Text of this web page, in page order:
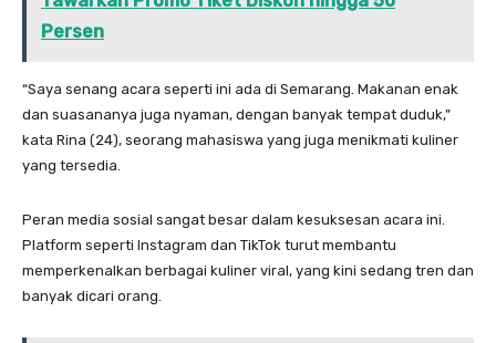
Persen
“Saya senang acara seperti ini ada di Semarang. Makanan enak
dan suasananya juga nyaman, dengan banyak tempat duduk,”
kata Rina (24), seorang mahasiswa yang juga menikmati kuliner
yang tersedia.
Peran media sosial sangat besar dalam kesuksesan acara ini.
Platform seperti Instagram dan TikTok turut membantu
memperkenalkan berbagai kuliner viral, yang kini sedang tren dan
banyak dicari orang.